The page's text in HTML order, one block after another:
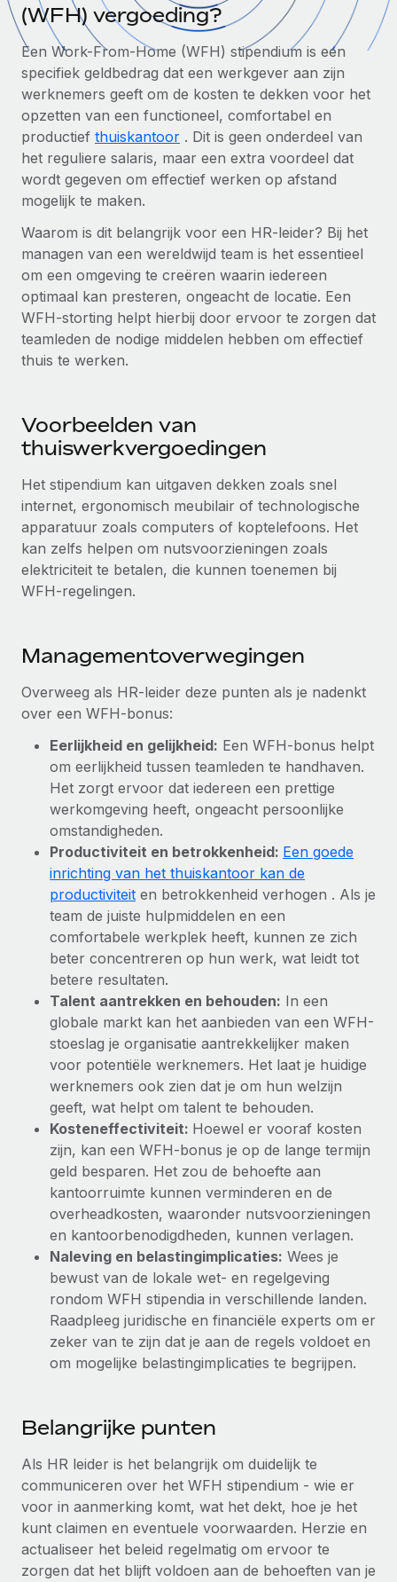
Zzp'ers internationaal onboarden en beheren
PEO
Ingewikkelde HR-taken eenvoudig uitbesteden
INFRASTRUCTUUR
Remote Embedded
HR naadloos in workflows integreren
Platform
Ingebouwde essentiële HR-functies voor je team
Verbinden
AI-tools koppelen aan Remote met onze MCP
Integraties
Processen stroomlijnen met essentiële zakelijke tools
Vraag een expert
Krijg hulp van global HR- en juridische experts
Achtergrondonderzoek
Vereenvoudig het screeningsproces van
kandidaten
Compliance Watchtower
Blijf compliance-risico's voor
Lever en track wereldwijd IT-middelen
Entiteiten oprichten
Stel snel compliant entiteiten op
Mobiliteit en overplaatsing
Plaats werknemers moeiteloos over
Secundaire arbeidsvoorwaarden
Eenvoudig secundaire arbeidsvoorwaarden
GROEIFASE
Start-ups
Flexibele global HR en payroll solutions voor groeiende
bedrijven
Mid-market
Teams uitbreiden met HR solutions op maat
Global HR voor grote bedrijven
WERK MET ONS SAMEN
Strategische technologiepartners
Integreer global HR flexibel in je platform
Remote Build
Binnenkort beschikbaar
Integraties en advies over AI-automatiseringen
CASESTUDY'S
Betalingscalculator voor zzp'ers
Ontdek valuta-opties en betaalsnelheden voor
internationale zzp'ers
LEREN MET REMOTE
Onderzoek en gidsen
Casestudy's
Checklists en templates
Bibliotheek met functiebeschrijvingen
Webinars
Evenementen
Inzicht in salaris en talent
Support
Alle bronnen bekijken
BLOG
EOR en PEO
Contractor Management
Belastingen
Naar de blog
BLOG
Productupdates van Remote: Gusto- en Xero-
integraties en Contractor Management Plus
Het blijft de missie van Remote om alle soorten bedrijven
te helpen bij het aannemen, beheren en...
Meer informatie
Hoe Phiture 55 werknemers in 19 landen
beheert met Remote
Phiture, een toonaangevende leider in de wereldwijde
mobiele groeiadviessector, zet zich sinds 2016...
Meer informatie
Nederlands
Français
Deutsch
Español
Italiano
Português (Portugal)
日本語
한국어
Inloggen
(WFH) vergoeding?
Een Work-From-Home (WFH) stipendium is een
specifiek geldbedrag dat een werkgever aan zijn
werknemers geeft om de kosten te dekken voor het
opzetten van een functioneel, comfortabel en
productief thuiskantoor . Dit is geen onderdeel van
het reguliere salaris, maar een extra voordeel dat
wordt gegeven om effectief werken op afstand
mogelijk te maken.
Waarom is dit belangrijk voor een HR-leider? Bij het
managen van een wereldwijd team is het essentieel
om een omgeving te creëren waarin iedereen
optimaal kan presteren, ongeacht de locatie. Een
WFH-storting helpt hierbij door ervoor te zorgen dat
teamleden de nodige middelen hebben om effectief
thuis te werken.
Voorbeelden van
thuiswerkvergoedingen
Het stipendium kan uitgaven dekken zoals snel
internet, ergonomisch meubilair of technologische
apparatuur zoals computers of koptelefoons. Het
kan zelfs helpen om nutsvoorzieningen zoals
elektriciteit te betalen, die kunnen toenemen bij
WFH-regelingen.
Managementoverwegingen
Overweeg als HR-leider deze punten als je nadenkt
over een WFH-bonus:
Eerlijkheid en gelijkheid: Een WFH-bonus helpt
om eerlijkheid tussen teamleden te handhaven.
Het zorgt ervoor dat iedereen een prettige
werkomgeving heeft, ongeacht persoonlijke
omstandigheden.
Productiviteit en betrokkenheid: Een goede
inrichting van het thuiskantoor kan de
productiviteit en betrokkenheid verhogen . Als je
team de juiste hulpmiddelen en een
comfortabele werkplek heeft, kunnen ze zich
beter concentreren op hun werk, wat leidt tot
betere resultaten.
Talent aantrekken en behouden: In een
globale markt kan het aanbieden van een WFH-
stoeslag je organisatie aantrekkelijker maken
voor potentiële werknemers. Het laat je huidige
werknemers ook zien dat je om hun welzijn
geeft, wat helpt om talent te behouden.
Kosteneffectiviteit: Hoewel er vooraf kosten
zijn, kan een WFH-bonus je op de lange termijn
geld besparen. Het zou de behoefte aan
kantoorruimte kunnen verminderen en de
overheadkosten, waaronder nutsvoorzieningen
en kantoorbenodigdheden, kunnen verlagen.
Naleving en belastingimplicaties: Wees je
bewust van de lokale wet- en regelgeving
rondom WFH stipendia in verschillende landen.
Raadpleeg juridische en financiële experts om er
zeker van te zijn dat je aan de regels voldoet en
om mogelijke belastingimplicaties te begrijpen.
Belangrijke punten
Als HR leider is het belangrijk om duidelijk te
communiceren over het WFH stipendium - wie er
voor in aanmerking komt, wat het dekt, hoe je het
kunt claimen en eventuele voorwaarden. Herzie en
actualiseer het beleid regelmatig om ervoor te
zorgen dat het blijft voldoen aan de behoeften van je